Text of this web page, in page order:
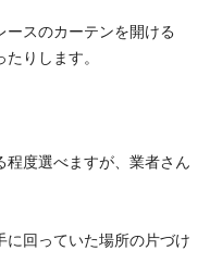
スのカーテンを開ける
たりします。
程度選べますが、業者さん
に回っていた場所の片づけ